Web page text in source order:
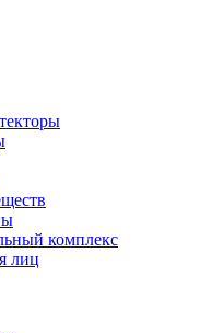
комплекс
лиц